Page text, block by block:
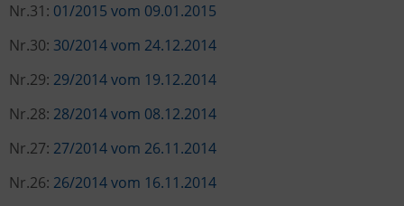
Nr.31: 01/2015 vom 09.01.2015
Nr.30: 30/2014 vom 24.12.2014
Nr.29: 29/2014 vom 19.12.2014
Nr.28: 28/2014 vom 08.12.2014
Nr.27: 27/2014 vom 26.11.2014
Nr.26: 26/2014 vom 16.11.2014